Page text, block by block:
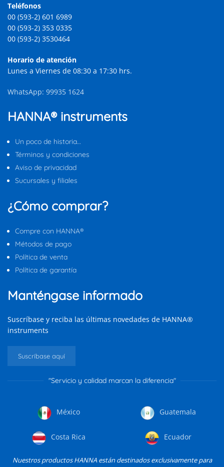
Teléfonos
00 (593-2) 601 6989
00 (593-2) 353 0335
00 (593-2) 3530464
Horario de atención
Lunes a Viernes de 08:30 a 17:30 hrs.
WhatsApp: 99935 1624
HANNA® instruments
Un poco de historia…
Términos y condiciones
Aviso de privacidad
Sucursales y filiales
¿Cómo comprar?
Compre con HANNA®
Métodos de pago
Política de venta
Política de garantía
Manténgase informado
Suscríbase y reciba las últimas novedades de HANNA®
instruments
Suscríbase aquí
"Servicio y calidad marcan la diferencia"
México Guatemala
Costa Rica Ecuador
Nuestros productos HANNA están destinados exclusivamente para